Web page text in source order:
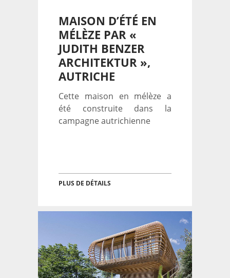
MAISON D’ÉTÉ EN
MÉLÈZE PAR «
JUDITH BENZER
ARCHITEKTUR »,
AUTRICHE
Cette maison en mélèze a
été construite dans la
campagne autrichienne
PLUS DE DÉTAILS